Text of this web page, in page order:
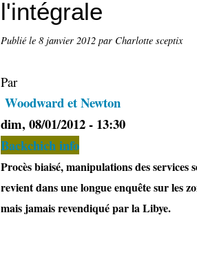
l'intégrale
Publié le 8 janvier 2012 par Charlotte sceptix
Par
Woodward et Newton
dim, 08/01/2012 - 13:30
Backchich info
Procès biaisé, manipulations des
revient dans une longue enquête sur les
mais jamais revendiqué par la Libye.